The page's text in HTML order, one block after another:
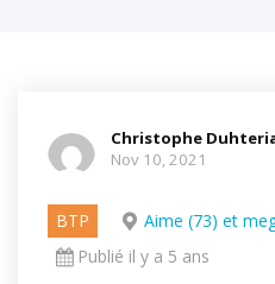
Christophe
Nov 10, 2021
BTP
Aime (73) et
Publié il y a 5 ans